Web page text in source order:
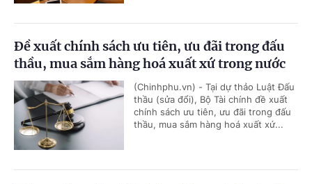
Đề xuất chính sách ưu tiên, ưu đãi trong đấu
thầu, mua sắm hàng hoá xuất xứ trong nước
(Chinhphu.vn) - Tại dự thảo Luật Đấu
thầu (sửa đổi), Bộ Tài chính đề xuất
chính sách ưu tiên, ưu đãi trong đấu
thầu, mua sắm hàng hoá xuất xứ...